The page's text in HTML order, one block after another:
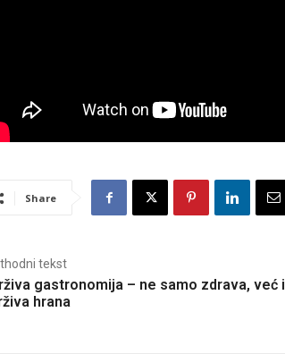
Share
tekst
gastronomija – ne samo zdrava, već i
hrana